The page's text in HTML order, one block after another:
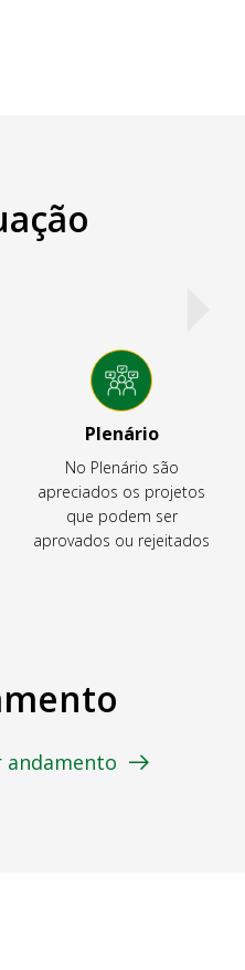
Plenário
No Plenário são
apreciados os projetos
que podem ser
aprovados ou rejeitados
andamento